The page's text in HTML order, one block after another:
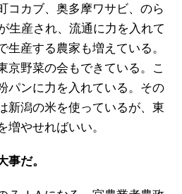
コカブ、奥多摩ワサビ、のら
生産され、流通に力を入れて
生産する農家も増えている。
京野菜の会もできている。こ
パンに力を入れている。その
新潟の米を使っているが、東
増やせればいい。
事だ。